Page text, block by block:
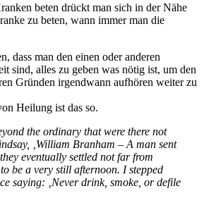
beten drückt man sich in der Nähe
zu beten, wann immer man die
dass man den einen oder anderen
sind, alles zu geben was nötig ist, um den
Gründen irgendwann aufhören weiter zu
Heilung ist das so.
the ordinary that were there not
‚William Branham – A man sent
eventually settled not far from
be a very still afternoon. I stepped
saying: ‚Never drink, smoke, or defile